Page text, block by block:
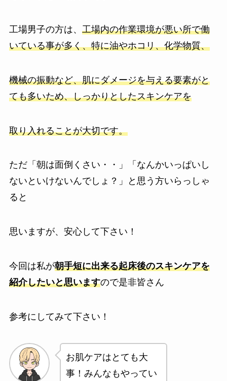
工場男子の方は、 工場内の作業環境が悪い所で働
いている事が多く、特に油やホコリ、化学物質、
機械の振動など、肌にダメージを与える要素がと
ても多いため、しっかりとしたスキンケアを
取り入れることが大切です。
ただ「朝は面倒くさい・・」「なんかいっぱいし
ないといけないんでしょ？」
と思う方いらっしゃ
ると
思いますが、安心して下さい！
今回は私が朝手短に出来る起床後のスキンケアを
紹介したいと思いますので是非皆さん
参考にしてみて下さい！
お肌ケアはとても大
事！みんなもやってい